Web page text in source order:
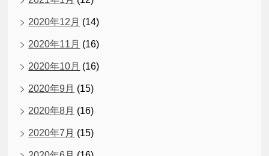
2020年12月 (14)
2020年11月 (16)
2020年10月 (16)
2020年9月 (15)
2020年8月 (16)
2020年7月 (15)